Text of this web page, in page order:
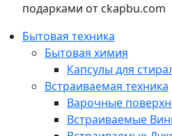
подарками от ckapbu.com
Бытовая техника
Бытовая химия
Капсулы для
Встраиваемая техника
Варочные
Встраиваемые